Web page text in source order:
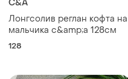
C&A
Лонгсолив реглан кофта на
мальчика c&amp;a 128см
128